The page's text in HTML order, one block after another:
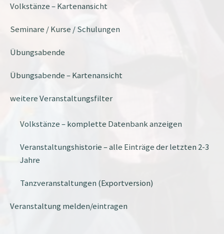
Volkstänze – Kartenansicht
Seminare / Kurse / Schulungen
Übungsabende
Übungsabende – Kartenansicht
weitere Veranstaltungsfilter
Volkstänze – komplette Datenbank anzeigen
Veranstaltungshistorie – alle Einträge der letzten 2-3
Jahre
Tanzveranstaltungen (Exportversion)
Veranstaltung melden/eintragen